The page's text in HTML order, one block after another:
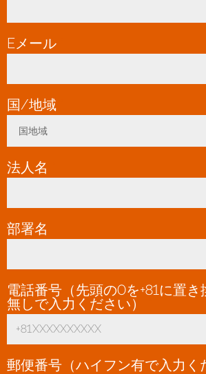
Eメール
国/地域
国地域
法人名
部署名
電話番号（先頭の0を+81に置
無しで入力ください）
郵便番号（ハイフン有で入力く